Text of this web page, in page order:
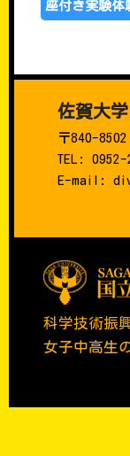
座付き実験体
科学技術振
女子中高生
佐賀大
〒840-
TEL:
E-mail: